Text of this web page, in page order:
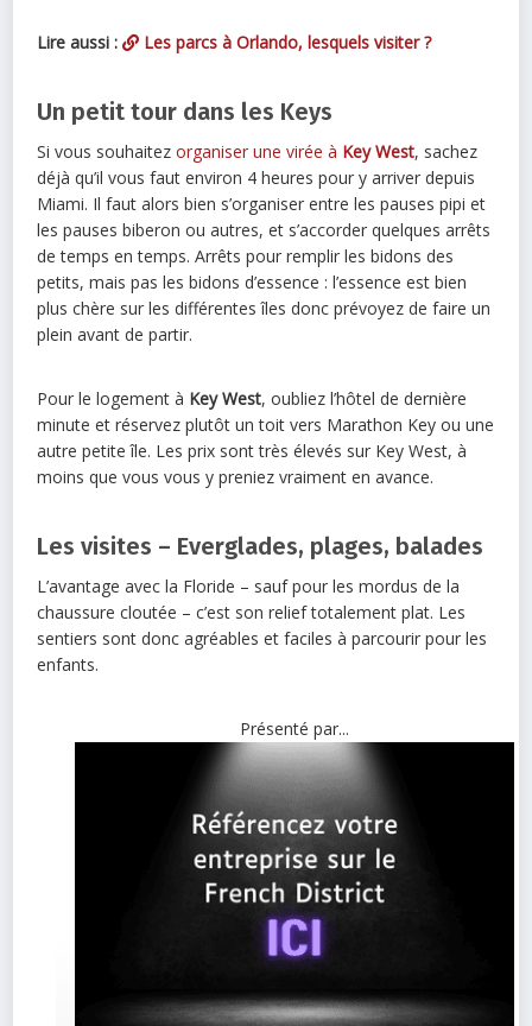
Lire aussi : Les parcs à Orlando, lesquels visiter ?
Un petit tour dans les Keys
Si vous souhaitezorganiser une virée à Key West, sachez
déjà qu’il vous faut environ 4 heures pour y arriver depuis
Miami. Il faut alors bien s’organiser entre les pauses pipi et
les pauses biberon ou autres, et s’accorder quelques arrêts
de temps en temps. Arrêts pour remplir les bidons des
petits, mais pas les bidons d’essence : l’essence est bien
plus chère sur les différentes îles donc prévoyez de faire un
plein avant de partir.
Pour le logement à Key West, oubliez l’hôtel de dernière
minute et réservez plutôt un toit vers Marathon Key ou une
autre petite île. Les prix sont très élevés sur Key West, à
moins que vous vous y preniez vraiment en avance.
Les visites – Everglades, plages, balades
L’avantage avec la Floride – sauf pour les mordus de la
chaussure cloutée – c’est son relief totalement plat. Les
sentiers sont donc agréables et faciles à parcourir pour les
enfants.
Présenté par...